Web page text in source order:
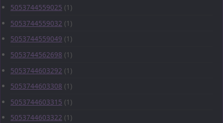
5053744559025 (1)
5053744559032 (1)
5053744559049 (1)
5053744562698 (1)
5053744603292 (1)
5053744603308 (1)
5053744603315 (1)
5053744603322 (1)